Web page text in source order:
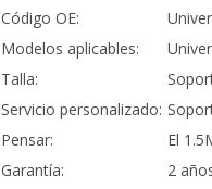
Código OE:
Modelos aplicables:
Talla:
Servicio personalizado:
Pensar:
El
Garantía:
2